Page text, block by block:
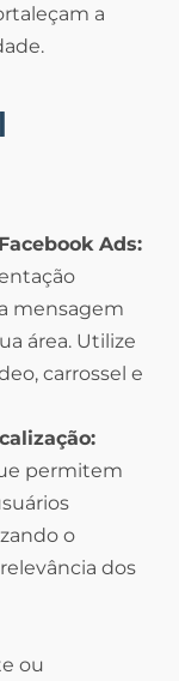
a
Ads:
mensagem
área. Utilize
carrossel e
permitem
o
dos
ou